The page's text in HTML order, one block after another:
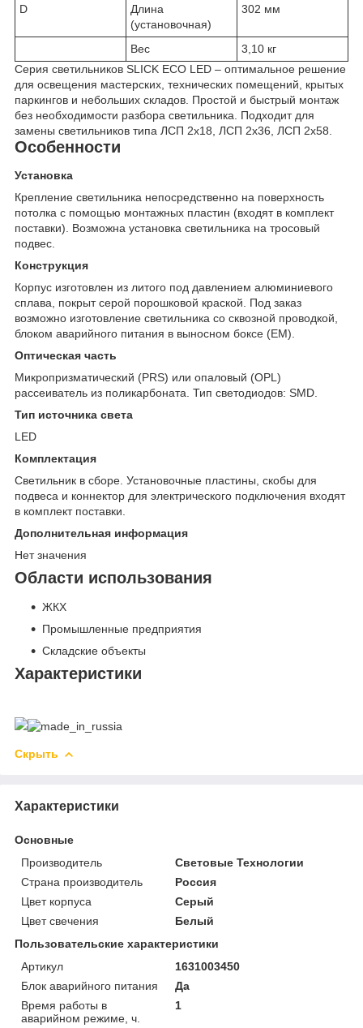
D
Длина
(установочная)
302 мм
Вес
3,10 кг
Cерия светильников SLICK ECO LED – оптимальное решение
для освещения мастерских, технических помещений, крытых
паркингов и небольших складов. Простой и быстрый монтаж
без необходимости разбора светильника. Подходит для
замены светильников типа ЛСП 2х18, ЛСП 2х36, ЛСП 2х58.
Особенности
Установка
Крепление светильника непосредственно на поверхность
потолка с помощью монтажных пластин (входят в комплект
поставки). Возможна установка светильника на тросовый
подвес.
Конструкция
Корпус изготовлен из литого под давлением алюминиевого
сплава, покрыт серой порошковой краской. Под заказ
возможно изготовление светильника со сквозной проводкой,
блоком аварийного питания в выносном боксе (EM).
Оптическая часть
Микропризматический (PRS) или опаловый (OPL)
рассеиватель из поликарбоната. Тип светодиодов: SMD.
Тип источника света
LED
Комплектация
Светильник в сборе. Установочные пластины, скобы для
подвеса и коннектор для электрического подключения входят
в комплект поставки.
Дополнительная информация
Нет значения
Области использования
ЖКХ
Промышленные предприятия
Складские объекты
Характеристики
Скрыть
Характеристики
Основные
Производитель
Световые Технологии
Страна производитель
Россия
Цвет корпуса
Серый
Цвет свечения
Белый
Пользовательские характеристики
Артикул
1631003450
Блок аварийного питания
Да
Время работы в
аварийном режиме, ч.
1